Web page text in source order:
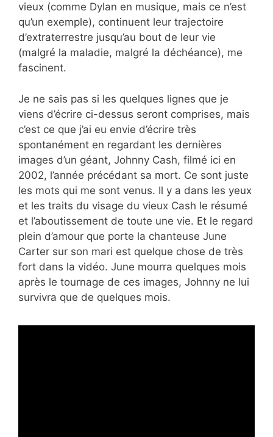
vieux (comme Dylan en musique, mais ce n’est
qu’un exemple), continuent leur trajectoire
d’extraterrestre jusqu’au bout de leur vie
(malgré la maladie, malgré la déchéance), me
fascinent.
Je ne sais pas si les quelques lignes que je
viens d’écrire ci-dessus seront comprises, mais
c’est ce que j’ai eu envie d’écrire très
spontanément en regardant les dernières
images d’un géant, Johnny Cash, filmé ici en
2002, l’année précédant sa mort. Ce sont juste
les mots qui me sont venus. Il y a dans les yeux
et les traits du visage du vieux Cash le résumé
et l’aboutissement de toute une vie. Et le regard
plein d’amour que porte la chanteuse June
Carter sur son mari est quelque chose de très
fort dans la vidéo. June mourra quelques mois
après le tournage de ces images, Johnny ne lui
survivra que de quelques mois.